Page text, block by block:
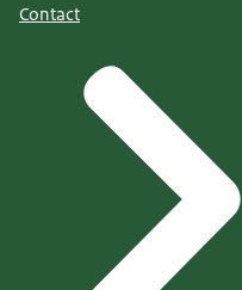
Contact